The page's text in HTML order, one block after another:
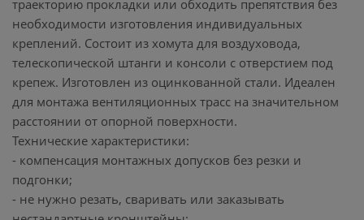
траекторию прокладки или обходить препятствия без
необходимости изготовления индивидуальных
креплений. Состоит из хомута для воздуховода,
телескопической штанги и консоли с отверстием под
крепеж. Изготовлен из оцинкованной стали. Идеален
для монтажа вентиляционных трасс на значительном
расстоянии от опорной поверхности.
Технические характеристики:
- компенсация монтажных допусков без резки и
подгонки;
- не нужно резать, сваривать или заказывать